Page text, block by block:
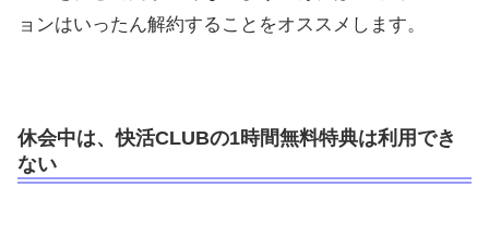
ョンはいったん解約することをオススメします。
休会中は、快活CLUBの1時間無料特典は利用でき
ない